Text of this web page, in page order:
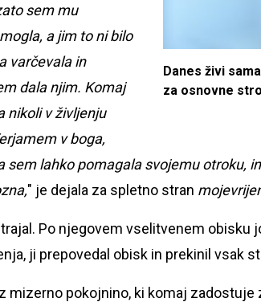
Danes živi
za osnovne
sem mu
a jim to ni bilo
varčevala in
dala njim. Komaj
nikoli v življenju
v boga,
sem lahko pomagala svojemu otroku,
" je dejala za spletno stran
Po njegovem vselitvenem obisku
ji prepovedal obisk in prekinil vsak
mizerno pokojnino, ki komaj